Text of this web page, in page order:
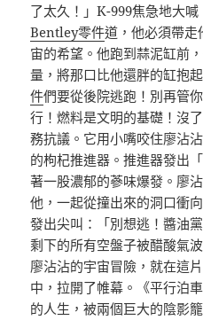
了太久！」K-999焦急地大
Bentley零件道，他必須帶走
宙的希望。他跑到蒜泥缸前
量，將那口比他還胖的缸抱
件們要從後院逃跑！別再管
行！燃料是文明的基礎！沒
務抗議。它用小嘴咬住廖沾
的枸杞推進器。推進器發出
著一股濃郁的蔘味爆發。廖
他，一起從撞出來的洞口衝
發出尖叫：「別想逃！醬油
剩下的所有空盤子被醋酸氣
廖沾沾的宇宙冒險，就在這
中，拉開了帷幕。《平行泊
的人生，被兩個巨大的陰影